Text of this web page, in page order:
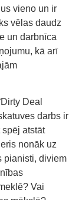
vieno un ir
vēlas daudz
un darbnīca
kā arī
Deal
darbs ir
atstāt
nonāk uz
pianisti, diviem
Vai